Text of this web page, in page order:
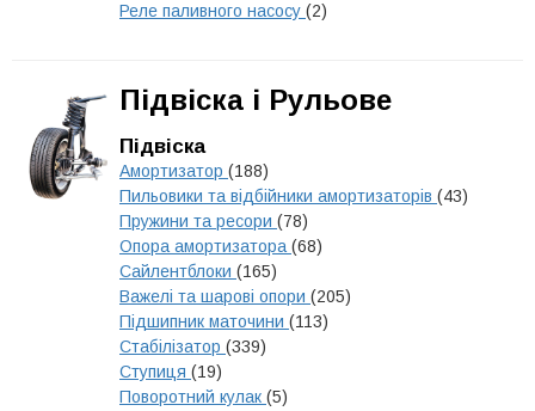
Реле паливного насосу (2)
Підвіска і Рульове
Підвіска
Амортизатор (188)
Пильовики та відбійники амортизаторів (43)
Пружини та ресори (78)
Опора амортизатора (68)
Сайлентблоки (165)
Важелі та шарові опори (205)
Підшипник маточини (113)
Стабілізатор (339)
Ступиця (19)
Поворотний кулак (5)